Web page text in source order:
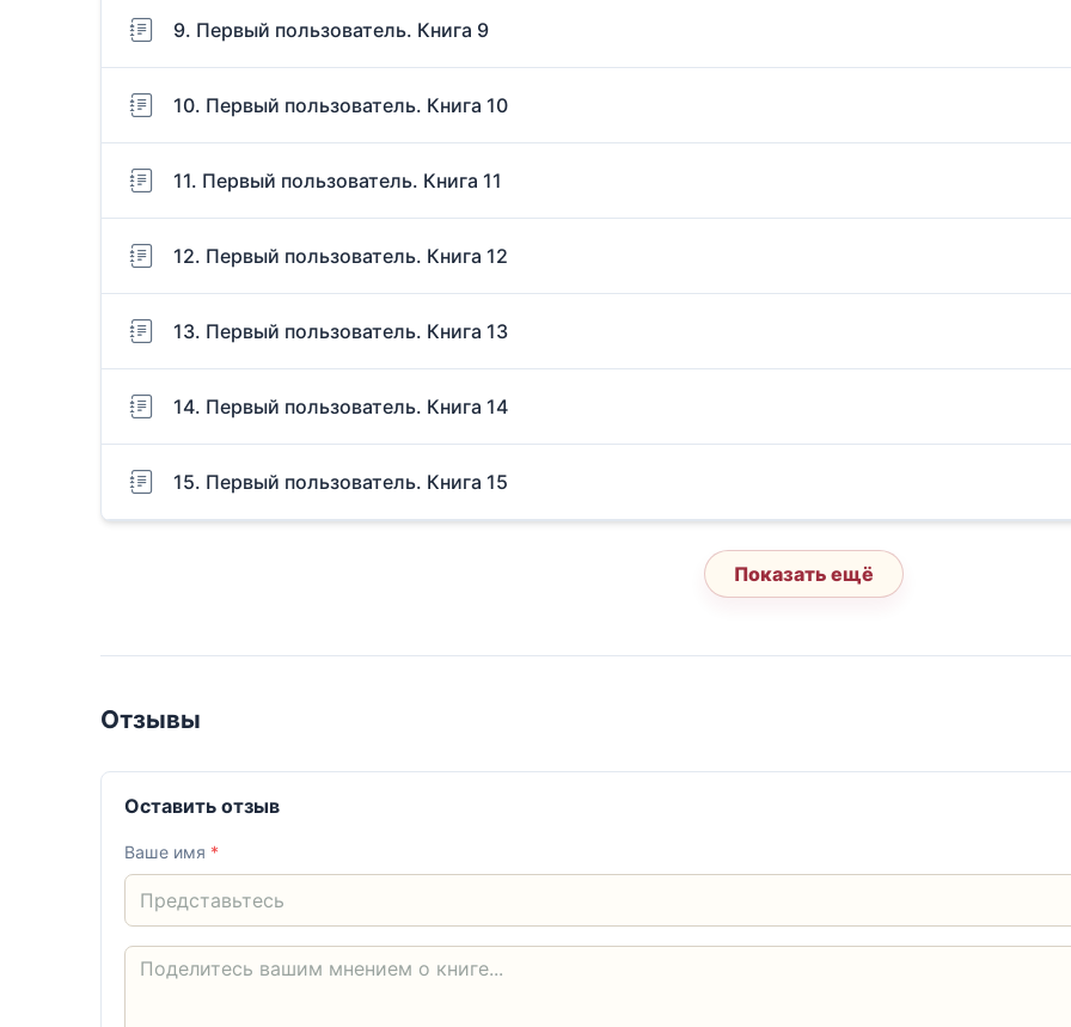
9. Первый пользователь. Книга 9
10. Первый пользователь. Книга 10
11. Первый пользователь. Книга 11
12. Первый пользователь. Книга 12
13. Первый пользователь. Книга 13
14. Первый пользователь. Книга 14
15. Первый пользователь. Книга 15
Показать ещё
Отзывы
Оставить отзыв
Ваше имя *